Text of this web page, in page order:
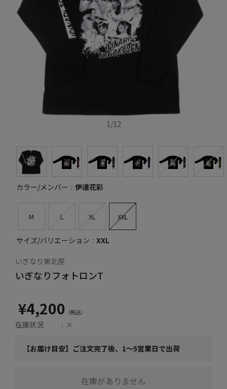
1/12
カラー/メンバー 伊達花彩
M L XL XXL
サイズ/バリエーション XXL
いぎなり東北産
いぎなりフォトロンT
¥4,200
在庫状況 ×
【お届け目安】ご注文完了後、1～5営業日で出荷
在庫がありません